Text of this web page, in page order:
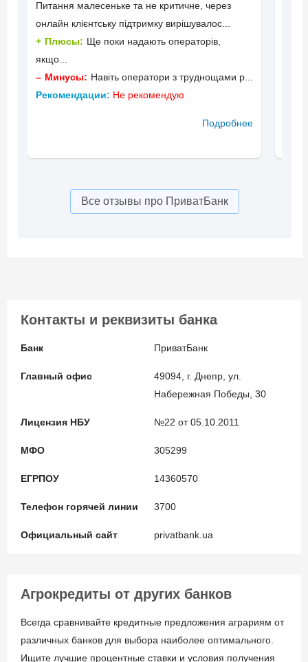
Питання малесеньке та не критичне, через
онлайн клієнтську підтримку вирішувалос...
Плюсы: Ще поки надають операторів,
якщо...
Минусы: Навіть оператори з труднощами р...
Рекомендации: Не рекомендую
Подробнее
Все отзывы про ПриватБанк
Контакты и реквизиты банка
Банк ПриватБанк
Главный офис
49094, г. Днепр, ул.
Набережная Победы, 30
Лицензия НБУ №22 от 05.10.2011
МФО 305299
ЕГРПОУ 14360570
Телефон горячей линии 3700
Официальный сайт privatbank.ua
Агрокредиты от других банков
Всегда сравнивайте кредитные предложения аграриям от
различных банков для выбора наиболее оптимального.
Ищите лучшие процентные ставки и условия получения